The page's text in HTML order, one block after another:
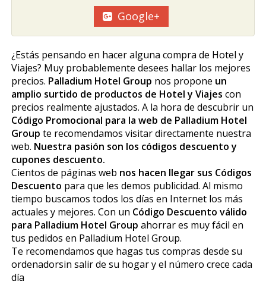
Google+
¿Estás pensando en hacer alguna compra de Hotel y
Viajes? Muy probablemente desees hallar los mejores
precios. Palladium Hotel Group nos propone un
amplio surtido de productos de Hotel y Viajes con
precios realmente ajustados. A la hora de descubrir un
Código Promocional para la web de Palladium Hotel
Group te recomendamos visitar directamente nuestra
web. Nuestra pasión son los códigos descuento y
cupones descuento.
Cientos de páginas web nos hacen llegar sus Códigos
Descuento para que les demos publicidad. Al mismo
tiempo buscamos todos los días en Internet los más
actuales y mejores. Con un Código Descuento válido
para Palladium Hotel Group ahorrar es muy fácil en
tus pedidos en Palladium Hotel Group.
Te recomendamos que hagas tus compras desde su
ordenadorsin salir de su hogar y el número crece cada
día